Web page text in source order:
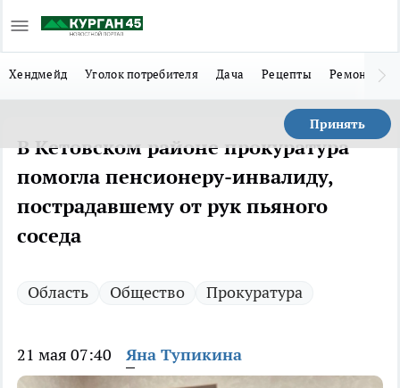
Хендмейд Уголок потребителя Дача Рецепты Ремонт
Принять
В Кетовском районе прокуратура
помогла пенсионеру-инвалиду,
пострадавшему от рук пьяного
соседа
Область Общество Прокуратура
21 мая 07:40 Яна Тупикина